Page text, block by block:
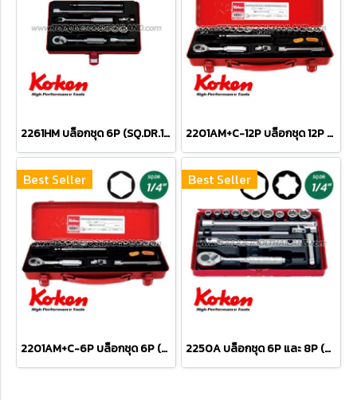
2261HM บล็อกชุด 6P (SQ.DR.1/4") Socket Set 2201AM+C-12P บล็อกชุด 12P (SQ.DR.1/4") Socket Set
Best Seller
2201AM+C-6P บล็อกชุด 6P (SQ.DR.1/4") Socket Set
Best Seller
2250A บล็อกชุด 6P และ 8P (SQ.DR.1/4") Socket Set